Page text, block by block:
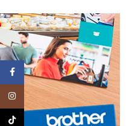
Facebook
Instagram
TikTok